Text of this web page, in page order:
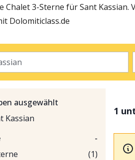
Chalet 3-Sterne für Sant
Dolomiticlass.de
ausgewählt
Kassian
-
(1)
1